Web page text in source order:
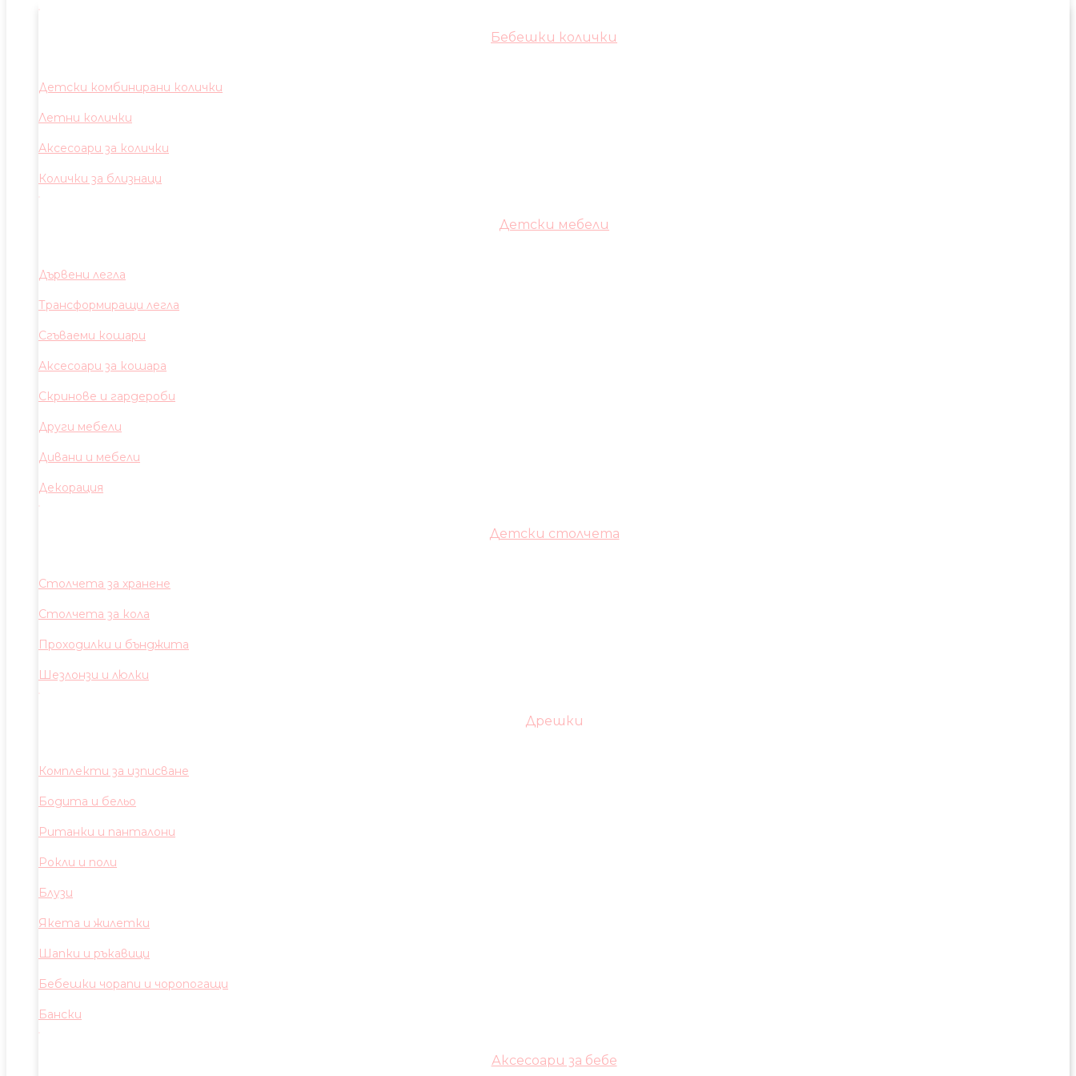
Бебешки колички
Детски комбинирани колички
Летни колички
Аксесоари за колички
Колички за близнаци
Детски мебели
Дървени легла
Трансформиращи легла
Сгъваеми кошари
Аксесоари за кошара
Скринове и гардероби
Други мебели
Дивани и мебели
Декорация
Детски столчета
Столчета за хранене
Столчета за кола
Проходилки и бънджита
Шезлонзи и люлки
Дрешки
Комплекти за изписване
Бодита и бельо
Ританки и панталони
Рокли и поли
Блузи
Якета и жилетки
Шапки и ръкавици
Бебешки чорапи и чоропогащи
Бански
Аксесоари за бебе